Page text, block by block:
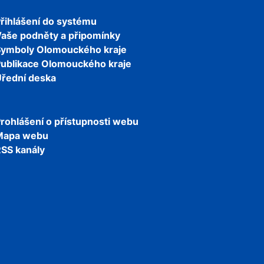
do systému
podněty a připomínky
Olomouckého kraje
Olomouckého kraje
deska
o přístupnosti webu
webu
kanály